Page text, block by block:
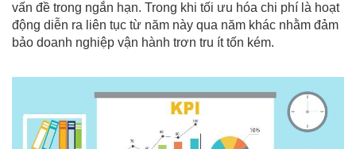
vấn đề trong ngắn hạn. Trong khi tối ưu hóa chi phí là hoạt
động diễn ra liên tục từ năm này qua năm khác nhằm đảm
bảo doanh nghiệp vận hành trơn tru ít tốn kém.